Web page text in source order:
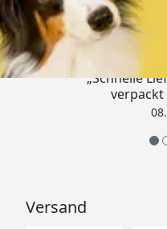
„Schnelle
verpackt
Versand